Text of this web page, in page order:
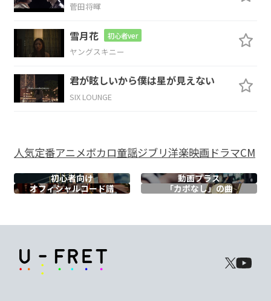
Em G D
菅田将暉
雪月花 初心者ver
ヤングスキニー
君が眩しいから僕は星が見えない
SIX LOUNGE
人気定番アニメボカロ童謡ジブリ洋楽映画ドラマCM
初心者向け
動画プラス
オフィシャルコード譜 「カポなし」の曲